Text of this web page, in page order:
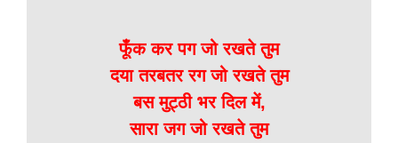
फूँक कर पग जो रखते तुम
दया तरबतर रग जो रखते तुम
बस मुट्ठी भर दिल में,
सारा जग जो रखते तुम